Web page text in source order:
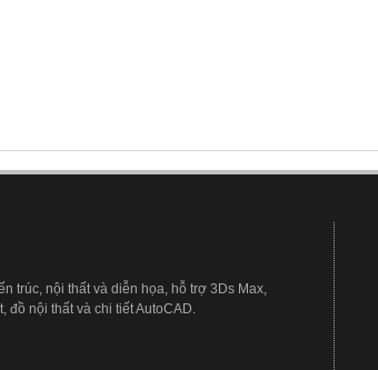
trúc, nội thất và diễn họa, hỗ trợ 3Ds Max,
nội thất và chi tiết AutoCAD.